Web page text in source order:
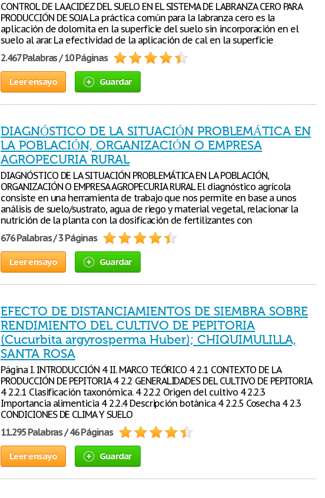
CONTROL DE LA ACIDEZ DEL SUELO EN EL SISTEMA DE LABRANZA CERO PARA
PRODUCCIÓN DE SOJA La práctica común para la labranza cero es la
aplicación de dolomita en la superficie del suelo sin incorporación en el
suelo al arar. La efectividad de la aplicación de cal en la superficie
2.467 Palabras / 10 Páginas
Leer ensayo Guardar
DIAGNÓSTICO DE LA SITUACIÓN PROBLEMÁTICA EN
LA POBLACIÓN, ORGANIZACIÓN O EMPRESA
AGROPECURIA RURAL
DIAGNÓSTICO DE LA SITUACIÓN PROBLEMÁTICA EN LA POBLACIÓN,
ORGANIZACIÓN O EMPRESA AGROPECURIA RURAL El diagnóstico agrícola
consiste en una herramienta de trabajo que nos permite en base a unos
análisis de suelo/sustrato, agua de riego y material vegetal, relacionar la
nutrición de la planta con la dosificación de fertilizantes con
676 Palabras / 3 Páginas
Leer ensayo Guardar
EFECTO DE DISTANCIAMIENTOS DE SIEMBRA SOBRE
RENDIMIENTO DEL CULTIVO DE PEPITORIA
(Cucurbita argyrosperma Huber); CHIQUIMULILLA,
SANTA ROSA
Página I. INTRODUCCIÓN 4 II. MARCO TEÓRICO 4 2.1 CONTEXTO DE LA
PRODUCCIÓN DE PEPITORIA 4 2.2 GENERALIDADES DEL CULTIVO DE PEPITORIA
4 2.2.1 Clasificación taxonómica. 4 2.2.2 Origen del cultivo 4 2.2.3
Importancia alimenticia 4 2.2.4 Descripción botánica 4 2.2.5 Cosecha 4 2.3
CONDICIONES DE CLIMA Y SUELO
11.295 Palabras / 46 Páginas
Leer ensayo Guardar